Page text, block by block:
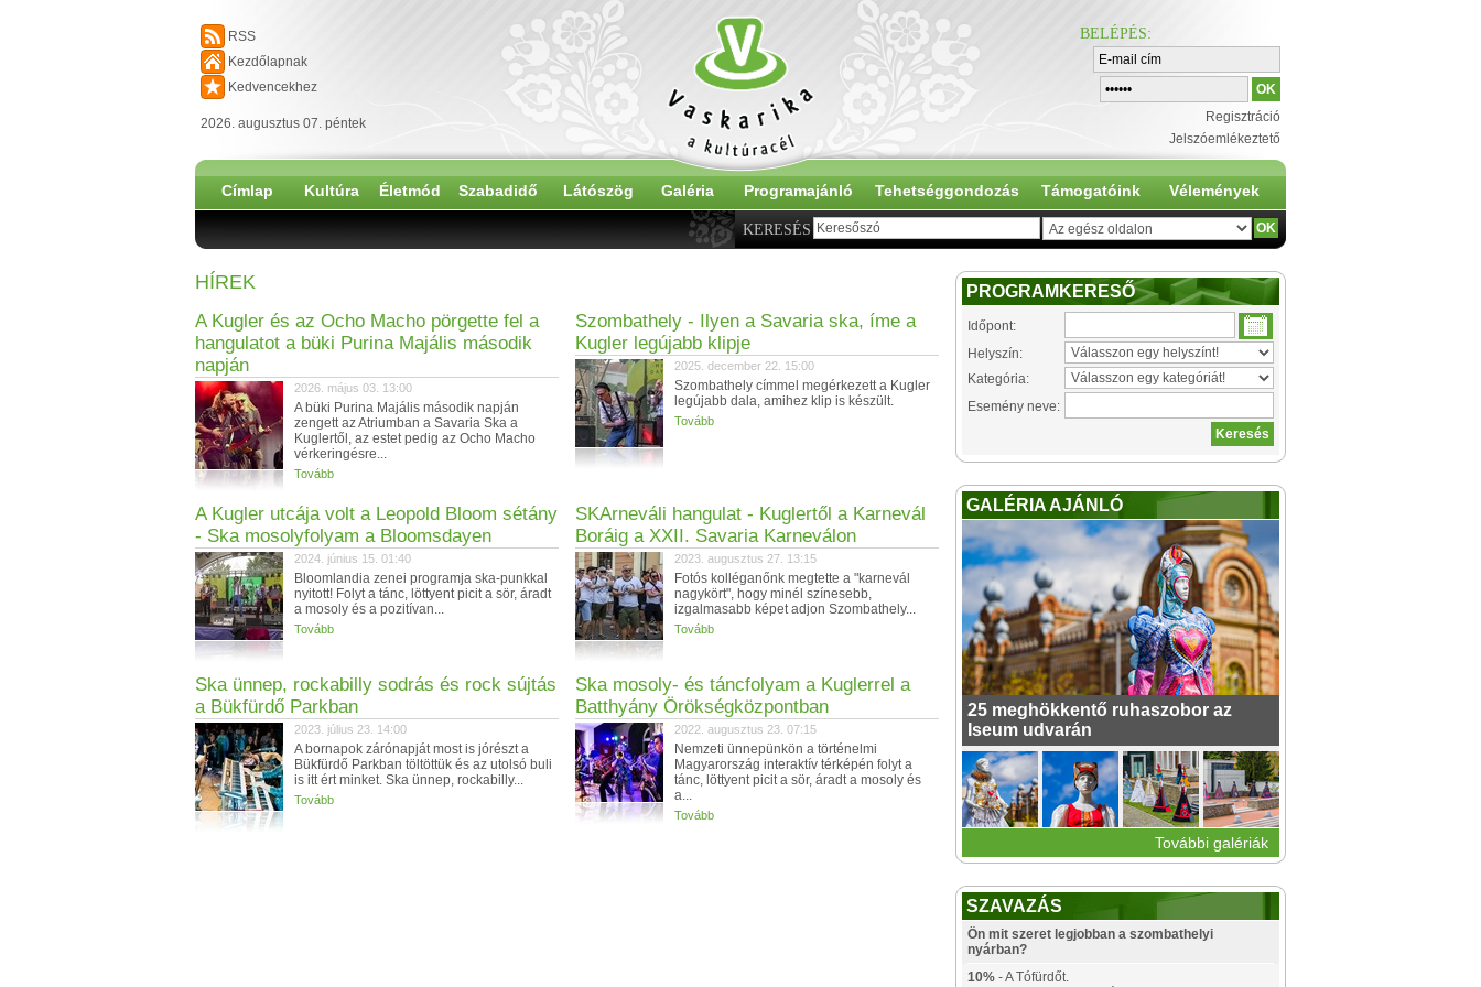
RSS
Kezdőlapnak
Kedvencekhez
2026. augusztus 07. péntek
BELÉPÉS:
Regisztráció
Jelszóemlékeztető
Címlap Kultúra Életmód Szabadidő Látószög Galéria Programajánló Tehetséggondozás Támogatóink Vélemények
KERESÉS
HÍREK
A Kugler és az Ocho Macho pörgette fel a
hangulatot a büki Purina Majális második
napján
2026. május 03. 13:00
A büki Purina Majális második napján
zengett az Atriumban a Savaria Ska a
Kuglertől, az estet pedig az Ocho Macho
vérkeringésre...
Tovább
Szombathely - Ilyen a Savaria ska, íme a
Kugler legújabb klipje
2025. december 22. 15:00
Szombathely címmel megérkezett a Kugler
legújabb dala, amihez klip is készült.
Tovább
A Kugler utcája volt a Leopold Bloom sétány
- Ska mosolyfolyam a Bloomsdayen
2024. június 15. 01:40
Bloomlandia zenei programja ska-punkkal
nyitott! Folyt a tánc, löttyent picit a sör, áradt
a mosoly és a pozitívan...
Tovább
SKArneváli hangulat - Kuglertől a Karnevál
Boráig a XXII. Savaria Karneválon
2023. augusztus 27. 13:15
Fotós kolléganőnk megtette a "karnevál
nagykört", hogy minél színesebb,
izgalmasabb képet adjon Szombathely...
Tovább
Ska ünnep, rockabilly sodrás és rock sújtás
a Bükfürdő Parkban
2023. július 23. 14:00
A bornapok zárónapját most is jórészt a
Bükfürdő Parkban töltöttük és az utolsó buli
is itt ért minket. Ska ünnep, rockabilly...
Tovább
Ska mosoly- és táncfolyam a Kuglerrel a
Batthyány Örökségközpontban
2022. augusztus 23. 07:15
Nemzeti ünnepünkön a történelmi
Magyarország interaktív térképén folyt a
tánc, löttyent picit a sör, áradt a mosoly és
a...
Tovább
PROGRAMKERESŐ
Időpont:
Helyszín:
Kategória:
Esemény neve:
GALÉRIA AJÁNLÓ
25 meghökkentő ruhaszobor az
Iseum udvarán
További galériák
SZAVAZÁS
Ön mit szeret legjobban a szombathelyi
nyárban?
10% - A Tófürdőt.